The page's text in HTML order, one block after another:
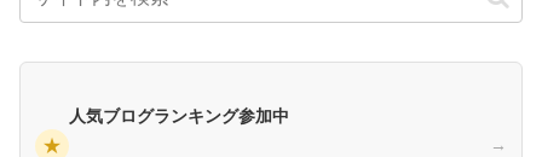
★
人気ブログランキング参加中
→